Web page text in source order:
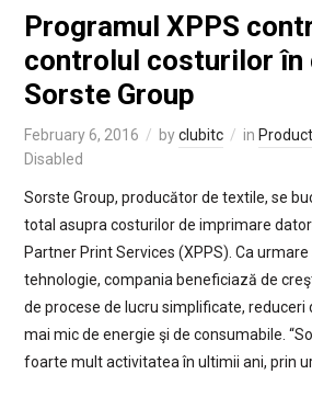
Programul XPPS
controlul costurilor în
Sorste Group
February 6, 2016 byclubitc in
Disabled
Sorste Group, producător de textile, se
total asupra costurilor de imprimare
Partner Print Services (XPPS). Ca
tehnologie, compania beneficiază de
de procese de lucru simplificate, reduceri
mai mic de energie şi de consumabile.
foarte mult activitatea în ultimii ani, prin